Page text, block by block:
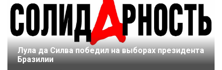
Лула да Силва победил на выборах президента
Бразилии